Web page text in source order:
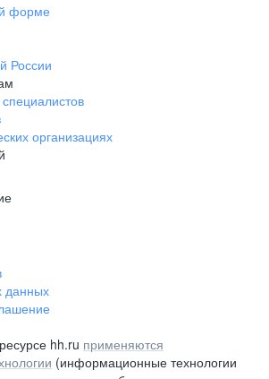
форме
России
организациях
данных
hh.ru применяются
(информационные технологии